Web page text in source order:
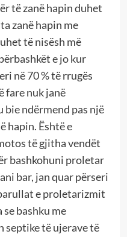
të zanë hapin duhet
zanë hapin me
të nisësh më
e jo kur
në 70 % të rrugës
fare nuk janë
ndërmend pas një
hapin. Është e
të gjitha vendët
bashkohuni proletar
bar, jan quar përseri
e proletarizmit
se bashku me
septike të ujerave të